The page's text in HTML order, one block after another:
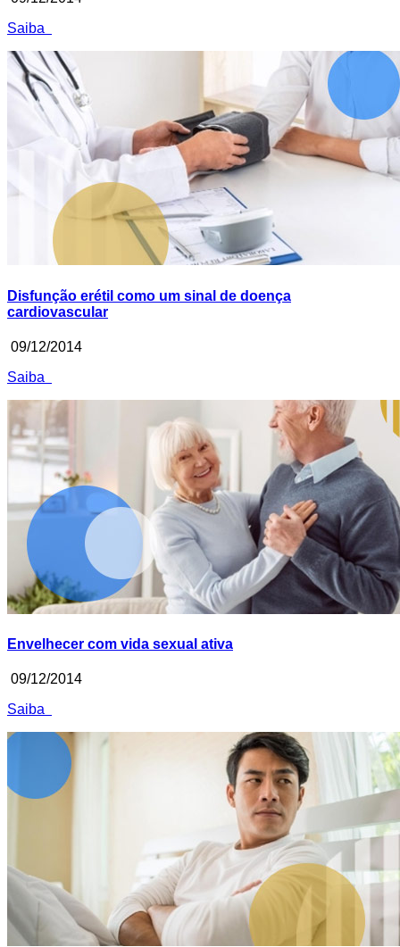
Saiba
Disfunção erétil como um sinal de doença
cardiovascular
09/12/2014
Saiba
Envelhecer com vida sexual ativa
09/12/2014
Saiba